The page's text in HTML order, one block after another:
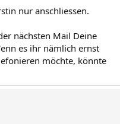
nur anschliessen.
nächsten Mail Deine
es ihr nämlich ernst
möchte, könnte